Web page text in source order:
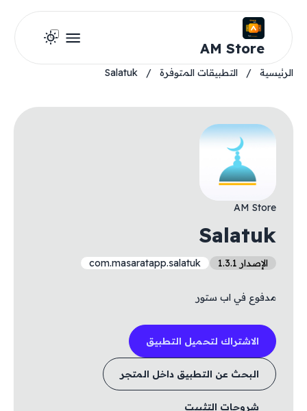
AM Store
الرئيسية / التطبيقات المتوفرة /
Salatuk
AM Store
Salatuk
الإصدار 1.3.1 com.masaratapp.salatuk
مدفوع في اب ستور
الاشتراك لتحميل التطبيق
البحث عن التطبيق داخل المتجر
شروحات التثبيت